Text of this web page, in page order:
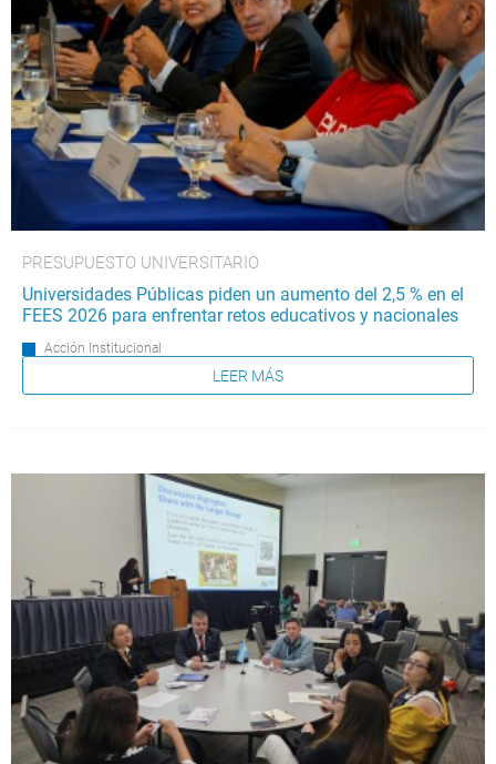
PRESUPUESTO UNIVERSITARIO
Universidades Públicas piden un aumento del 2,5 % en el
FEES 2026 para enfrentar retos educativos y nacionales
Acción Institucional
LEER MÁS